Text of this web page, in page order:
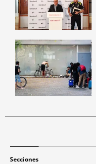
Secciones